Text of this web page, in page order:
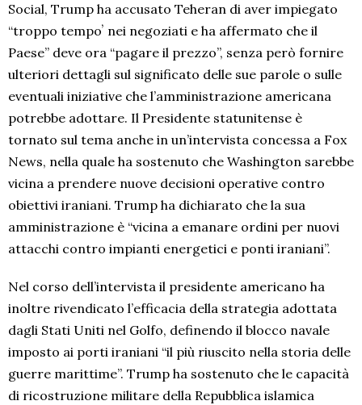
Social, Trump ha accusato Teheran di aver impiegato
“troppo tempoʼ nei negoziati e ha affermato che il
Paese” deve ora “pagare il prezzo”, senza però fornire
ulteriori dettagli sul significato delle sue parole o sulle
eventuali iniziative che l’amministrazione americana
potrebbe adottare. Il Presidente statunitense è
tornato sul tema anche in un’intervista concessa a Fox
News, nella quale ha sostenuto che Washington sarebbe
vicina a prendere nuove decisioni operative contro
obiettivi iraniani. Trump ha dichiarato che la sua
amministrazione è “vicina a emanare ordini per nuovi
attacchi contro impianti energetici e ponti iraniani”.
Nel corso dell’intervista il presidente americano ha
inoltre rivendicato l’efficacia della strategia adottata
dagli Stati Uniti nel Golfo, definendo il blocco navale
imposto ai porti iraniani “il più riuscito nella storia delle
guerre marittime”. Trump ha sostenuto che le capacità
di ricostruzione militare della Repubblica islamica